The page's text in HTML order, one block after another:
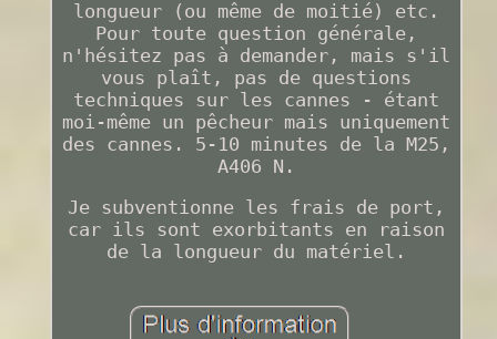
longueur (ou même de moitié) etc.
Pour toute question générale,
n'hésitez pas à demander, mais s'il
vous plaît, pas de questions
techniques sur les cannes - étant
moi-même un pêcheur mais uniquement
des cannes. 5-10 minutes de la M25,
A406 N.
Je subventionne les frais de port,
car ils sont exorbitants en raison
de la longueur du matériel.